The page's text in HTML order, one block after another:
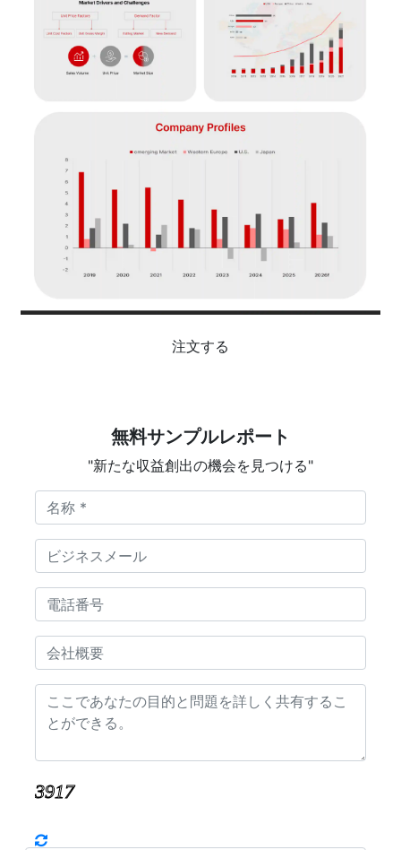
注文する
無料サンプルレポート
"新たな収益創出の機会を見つける"